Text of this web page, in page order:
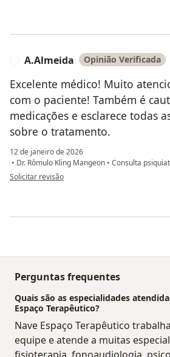
A.Almeida Opinião Verificada
Excelente médico! Muito
com o paciente! Também é
medicações e esclarece todas
sobre o tratamento.
12 de janeiro de 2026
• Dr. Rômulo Kling Mangeon • Consulta
na opinião do utilizador A.Almeida
Solicitar revisão
Perguntas frequentes
Quais são as especialidades
Espaço Terapêutico?
Nave Espaço Terapêutico
equipe e atende a muitas